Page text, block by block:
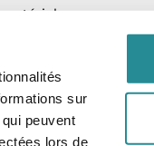
sur
peuvent
lors de
matériel